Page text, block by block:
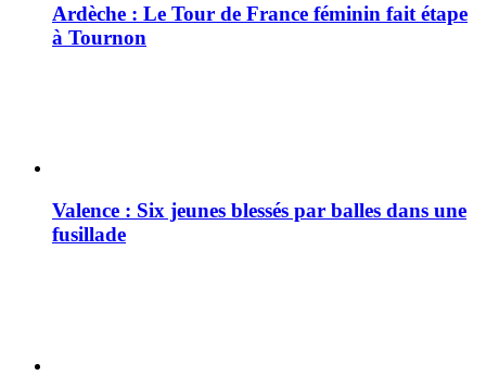
Ardèche : Le Tour de France féminin fait étape
à Tournon
Valence : Six jeunes blessés par balles dans une
fusillade